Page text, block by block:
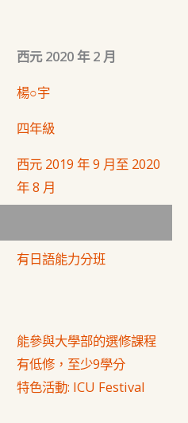
西元 2020 年 2 月
楊○宇
四年級
西元 2019 年 9 月至 2020
年 8 月
有日語能力分班
能參與大學部的選修課程
有低修，至少9學分
特色活動: ICU Festival